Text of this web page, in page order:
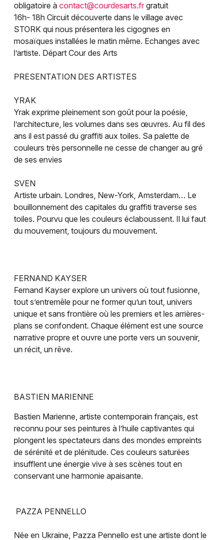
obligatoire à contact@courdesarts.fr gratuit
16h- 18h Circuit découverte dans le village avec
STORK qui nous présentera les cigognes en
mosaïques installées le matin même. Echanges avec
l’artiste. Départ Cour des Arts
PRESENTATION DES ARTISTES
YRAK
Yrak exprime pleinement son goût pour la poésie,
l’architecture, les volumes dans ses œuvres. Au fil des
ans il est passé du graffiti aux toiles. Sa palette de
couleurs très personnelle ne cesse de changer au gré
de ses envies
SVEN
Artiste urbain. Londres, New-York, Amsterdam… Le
bouillonnement des capitales du graffiti traverse ses
toiles. Pourvu que les couleurs éclaboussent. Il lui faut
du mouvement, toujours du mouvement.
FERNAND KAYSER
Fernand Kayser explore un univers où tout fusionne,
tout s’entremêle pour ne former qu’un tout, univers
unique et sans frontière où les premiers et les arrières-
plans se confondent. Chaque élément est une source
narrative propre et ouvre une porte vers un souvenir,
un récit, un rêve.
BASTIEN MARIENNE
Bastien Marienne, artiste contemporain français, est
reconnu pour ses peintures à l’huile captivantes qui
plongent les spectateurs dans des mondes empreints
de sérénité et de plénitude. Ces couleurs saturées
insufflent une énergie vive à ses scènes tout en
conservant une harmonie apaisante.
PAZZA PENNELLO
Née en Ukraine, Pazza Pennello est une artiste dont le